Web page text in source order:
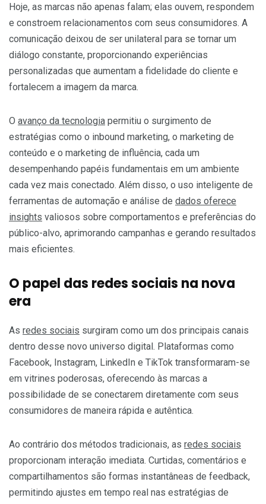
Hoje, as marcas não apenas falam; elas ouvem, respondem
e constroem relacionamentos com seus consumidores. A
comunicação deixou de ser unilateral para se tornar um
diálogo constante, proporcionando experiências
personalizadas que aumentam a fidelidade do cliente e
fortalecem a imagem da marca.
O avanço da tecnologia permitiu o surgimento de
estratégias como o inbound marketing, o marketing de
conteúdo e o marketing de influência, cada um
desempenhando papéis fundamentais em um ambiente
cada vez mais conectado. Além disso, o uso inteligente de
ferramentas de automação e análise de dados oferece
insights valiosos sobre comportamentos e preferências do
público-alvo, aprimorando campanhas e gerando resultados
mais eficientes.
O papel das redes sociais na nova
era
As redes sociais surgiram como um dos principais canais
dentro desse novo universo digital. Plataformas como
Facebook, Instagram, LinkedIn e TikTok transformaram-se
em vitrines poderosas, oferecendo às marcas a
possibilidade de se conectarem diretamente com seus
consumidores de maneira rápida e autêntica.
Ao contrário dos métodos tradicionais, as redes sociais
proporcionam interação imediata. Curtidas, comentários e
compartilhamentos são formas instantâneas de feedback,
permitindo ajustes em tempo real nas estratégias de